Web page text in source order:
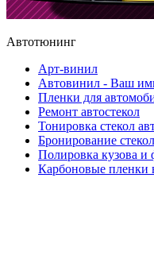
Автотюнинг
Арт-винил
Автовинил - Ваш
Пленки для
Ремонт автостекол
Тонировка стекол
Бронирование
Полировка кузова и
Карбоновые пленки